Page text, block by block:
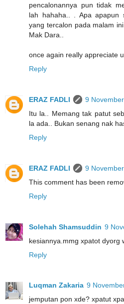
pencalonannya pun tidak
lah hahaha.. . Apa apapun
yang tercalon pada malam
Mak Dara..
once again really appreciate
Reply
ERAZ FADLI
9
Itu la.. Memang tak patut
la ada.. Bukan senang nak
Reply
ERAZ FADLI
9
This comment has been
Reply
Solehah Shamsuddin 9
kesiannya.mmg xpatot dyorg
Reply
Luqman Zakaria 9
jemputan pon xde? xpatut